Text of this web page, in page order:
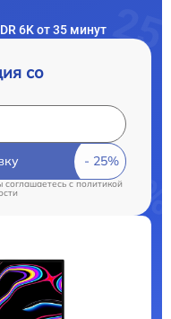
6K от 35 минут
со
соглашаетесь cполитикой